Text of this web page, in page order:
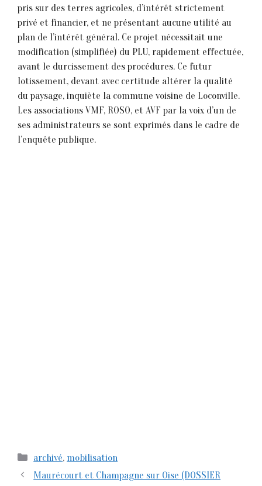
pris sur des terres agricoles, d’intérêt strictement
privé et financier, et ne présentant aucune utilité au
plan de l’intérêt général. Ce projet nécessitait une
modification (simplifiée) du PLU, rapidement effectuée,
avant le durcissement des procédures. Ce futur
lotissement, devant avec certitude altérer la qualité
du paysage, inquiète la commune voisine de Loconville.
Les associations VMF, ROSO, et AVF par la voix d’un de
ses administrateurs se sont exprimés dans le cadre de
l’enquête publique.
Catégories
archivé, mobilisation
Maurécourt et Champagne sur Oise (DOSSIER